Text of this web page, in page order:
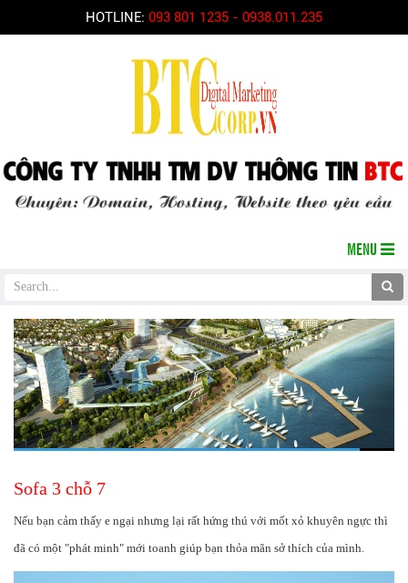
HOTLINE: 093 801 1235 - 0938.011.235
MENU
Sofa 3 chỗ 7
Nếu bạn cảm thấy e ngại nhưng lại rất hứng thú với mốt xỏ khuyên ngực thì
đã có một "phát minh" mới toanh giúp bạn thỏa mãn sở thích của mình.